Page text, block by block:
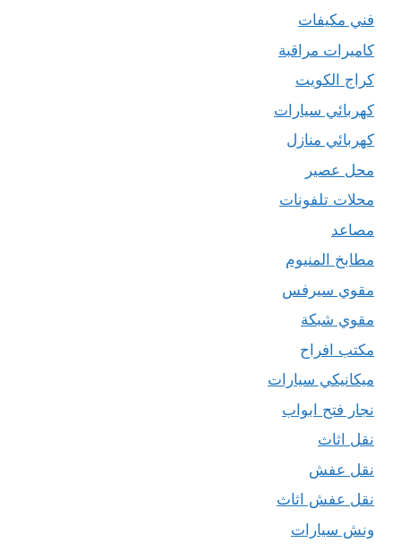
فني مكيفات
كاميرات مراقبة
كراج الكويت
كهربائي سيارات
كهربائي منازل
محل عصير
محلات تلفونات
مصاعد
مطابخ المنيوم
مقوي سيرفس
مقوي شبكة
مكتب افراح
ميكانيكي سيارات
نجار فتح ابواب
نقل اثاث
نقل عفش
نقل عفش اثاث
ونش سيارات